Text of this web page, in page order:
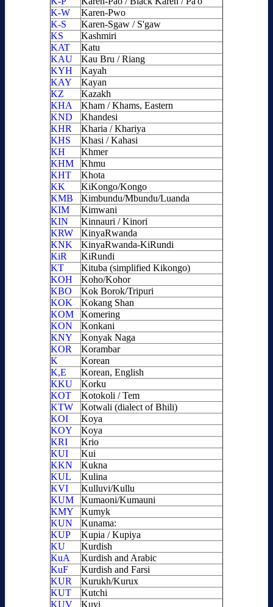
K-W
Karen-Pwo
K-S
Karen-Sgaw / S'gaw
KS
Kashmiri
KAT
Katu
KAU
Kau Bru / Riang
KYH
Kayah
KAY
Kayan
KZ
Kazakh
KHA
Kham / Khams, Eastern
KND
Khandesi
KHR
Kharia / Khariya
KHS
Khasi / Kahasi
KH
Khmer
KHM
Khmu
KHT
Khota
KK
KiKongo/Kongo
KMB
Kimbundu/Mbundu/Luanda
KIM
Kimwani
KIN
Kinnauri / Kinori
KRW
KinyaRwanda
KNK
KinyaRwanda-KiRundi
KiR
KiRundi
KT
Kituba (simplified Kikongo)
KOH
Koho/Kohor
KBO
Kok Borok/Tripuri
KOK
Kokang Shan
KOM
Komering
KON
Konkani
KNY
Konyak Naga
KOR
Korambar
K
Korean
K,E
Korean, English
KKU
Korku
KOT
Kotokoli / Tem
KTW
Kotwali (dialect of Bhili)
KOI
Koya
KOY
Koya
KRI
Krio
KUI
Kui
KKN
Kukna
KUL
Kulina
KVI
Kulluvi/Kullu
KUM
Kumaoni/Kumauni
KMY
Kumyk
KUN
Kunama:
KUP
Kupia / Kupiya
KU
Kurdish
KuA
Kurdish and Arabic
KuF
Kurdish and Farsi
KUR
Kurukh/Kurux
KUT
Kutchi
KUV
Kuvi